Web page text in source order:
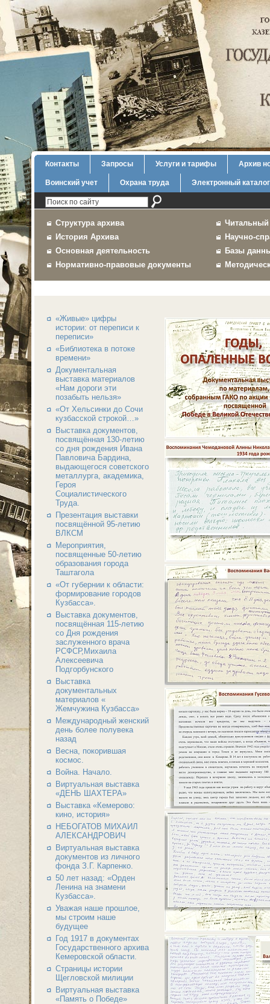
Контакты Запросы Услуги и тарифы Архив
Воинский учет Охрана труда Электронный каталог
Структура архива
История Архива
Основная деятельность
Нормативно-правовые документы
Читальный
Научно-
Базы
«Живые» цифры
истории: от переписи к
переписи»
«Библиотека в потоке
времени»
Документальная
выставка материалов
«Нам дороги эти
позабыть нельзя»
«От Хельсинки до Сочи
кузбасской строкой…»
Выставка документов,
посвящённая 130-летию
со дня рождения Ивана
Павловича Бардина,
выдающегося советского
металлурга, академика,
Героя
Социалистического
Труда.
Презентация выставки
посвящённой 95-летию
ВЛКСМ
Мероприятия,
посвященные 50-летию
образования города
Таштагола
«От губернии к области:
формирование городов
Кузбасса».
Выставка документов,
посвящённая 115-летию
со Дня рождения
заслуженного врача
РСФСР,Михаила
Алексеевича
Подгорбунского
Выставка
документальных
материалов «
Жемчужина Кузбасса»
Международный женский
день более полувека
назад
Весна, покорившая
космос.
Война. Начало.
Виртуальная выставка
«ДЕНЬ ШАХТЕРА»
Выставка «Кемерово:
кино, история»
НЕБОГАТОВ МИХАИЛ
АЛЕКСАНДРОВИЧ
Виртуальная выставка
документов из личного
фонда З.Г. Карпенко.
50 лет назад: «Орден
Ленина на знамени
Кузбасса».
Уважая наше прошлое,
мы строим наше
будущее
Год 1917 в документах
Государственного архива
Кемеровской области.
Страницы истории
Щегловской милиции
Виртуальная выставка
«Память о Победе»